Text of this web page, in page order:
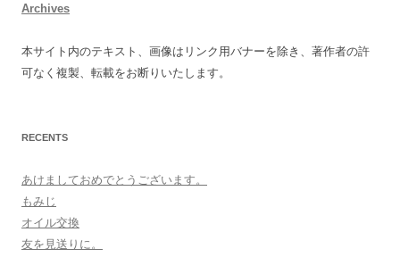
Archives
本サイト内のテキスト、画像はリンク用バナーを除き、著作者の許
可なく複製、転載をお断りいたします。
RECENTS
あけましておめでとうございます。
もみじ
オイル交換
友を見送りに。